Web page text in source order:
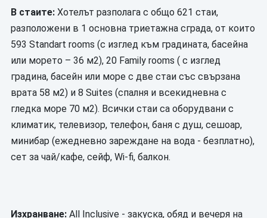
В стаите:Хотелът разполага с общо 621 стаи,
разположени в 1 основна триетажна сграда, от които
593 Standart rooms (с изглед към градината, басейна
или морето – 36 м2), 20 Family rooms ( с изглед
градина, басейн или море с две стаи със свързана
врата 58 м2) и 8 Suites (спалня и всекидневна с
гледка море 70 м2). Всички стаи са оборудвани с
климатик, телевизор, телефон, баня с душ, сешоар,
минибар (ежедневно зареждане на вода - безплатно),
сет за чай/кафе, сейф, Wi-fi, балкон.
Изхранване:All Inclusive - закуска, обяд и вечеря на